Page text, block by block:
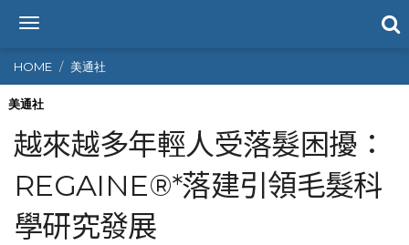
T
g
g
l
n
a
v
i
g
a
HOME 美通社
美通社
越來越多年輕人受落髮困擾：
REGAINE®*落建引領毛髮科
學研究發展